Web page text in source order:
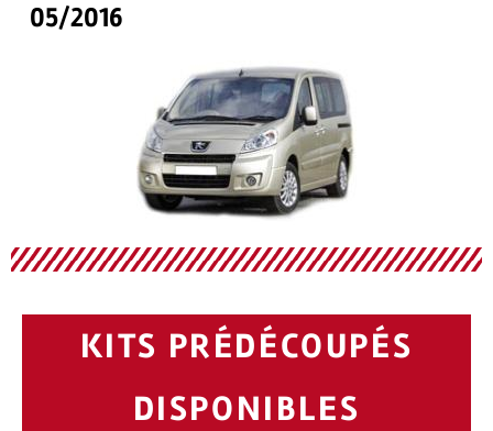
05/2016
KITS PRÉDÉCOUPÉS
DISPONIBLES